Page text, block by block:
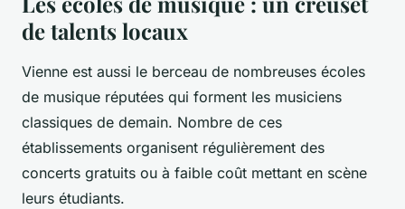
de talents locaux
Vienne est aussi le berceau de nombreuses écoles
de musique réputées qui forment les musiciens
classiques de demain. Nombre de ces
établissements organisent régulièrement des
concerts gratuits ou à faible coût mettant en scène
leurs étudiants.